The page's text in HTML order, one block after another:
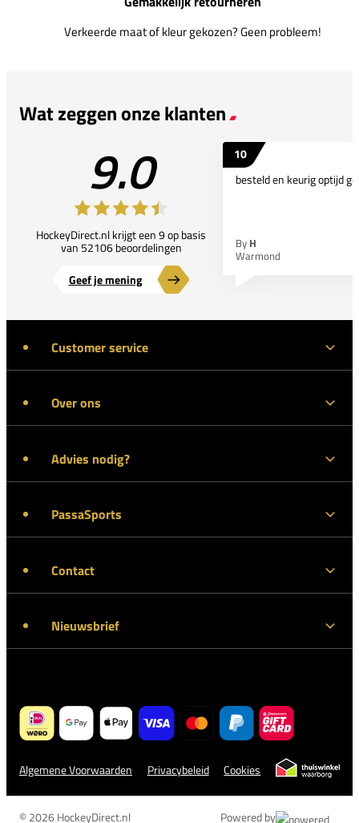
Verkeerde maat of kleur gekozen? Geen probleem!
Wat zeggen onze klanten
9.0
HockeyDirect.nl krijgt een 9 op basis
van 52106 beoordelingen
Geef je mening
10
besteld en keurig optijd
By H
Warmond
Customer service
Over ons
Advies nodig?
PassaSports
Contact
Nieuwsbrief
Algemene Voorwaarden Privacybeleid Cookies
© 2026 HockeyDirect.nl Powered by